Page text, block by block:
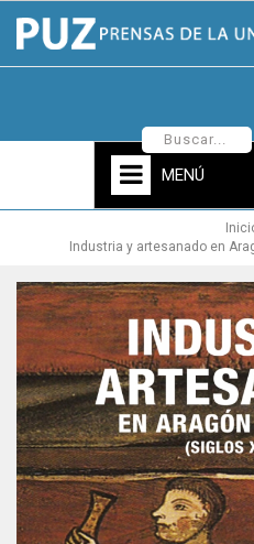
MENÚ
Industria y artesanado en